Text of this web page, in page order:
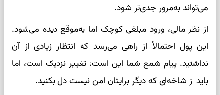
می‌تواند به‌مرور جدی‌تر شود.
از نظر مالی، ورود مبلغی کوچک اما به‌موقع دیده می‌شود.
این پول احتمالاً از راهی می‌رسد که انتظار زیادی از آن
نداشتید. پیام شمع شما این است: تغییر نزدیک است، اما
باید از شاخه‌ای که دیگر برایتان امن نیست دل بکنید.